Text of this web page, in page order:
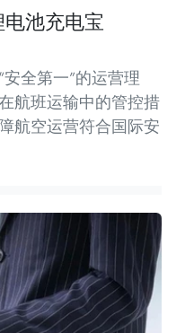
池充电宝
全第一”的运营理
航班运输中的管控措
航空运营符合国际安